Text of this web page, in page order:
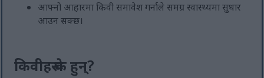
आफ्नो आहारमा किवी समावेश गर्नाले समग्र स्वास्थ्यमा सुधार
आउन सक्छ।
किवीहरू के हुन्?